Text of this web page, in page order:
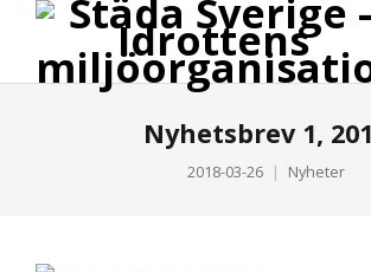
Nyhetsbrev 1,
2018-03-26 Nyheter